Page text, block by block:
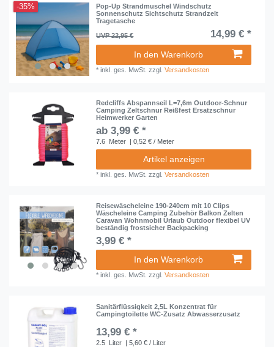
-35%
Pop-Up Strandmuschel Windschutz
Sonnenschutz Sichtschutz Strandzelt
Tragetasche
UVP 22,95 €
14,99 € *
In den Warenkorb
*inkl. ges. MwSt. zzgl.Versandkosten
Redcliffs Abspannseil L=7,6m Outdoor-Schnur
Camping Zeltschnur Reißfest Ersatzschnur
Heimwerker Garten
ab 3,99 € *
7.6 Meter | 0,52 € / Meter
Artikel anzeigen
*inkl. ges. MwSt. zzgl.Versandkosten
Reisewäscheleine 190-240cm mit 10 Clips
Wäscheleine Camping Zubehör Balkon Zelten
Caravan Wohnmobil Urlaub Outdoor flexibel UV
beständig frostsicher Backpacking
3,99 € *
In den Warenkorb
*inkl. ges. MwSt. zzgl.Versandkosten
Sanitärflüssigkeit 2,5L Konzentrat für
Campingtoilette WC-Zusatz Abwasserzusatz
13,99 € *
2.5 Liter | 5,60 € / Liter